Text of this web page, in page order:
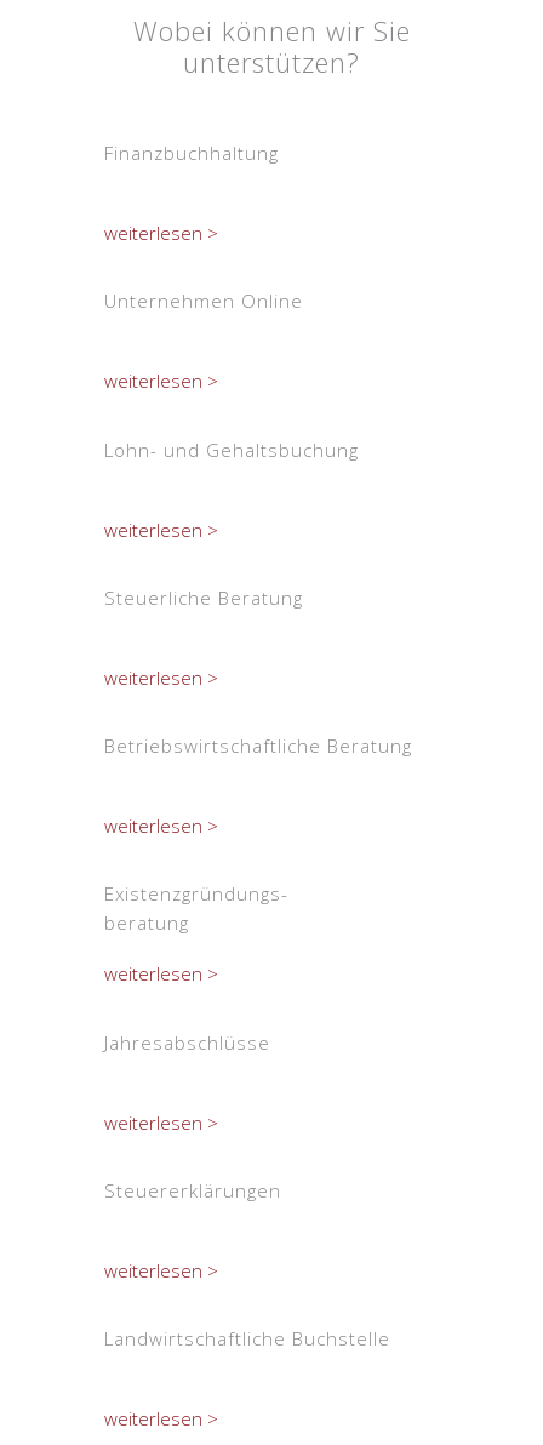
Wobei können wir Sie
unterstützen?
Finanzbuchhaltung
weiterlesen >
Unternehmen Online
weiterlesen >
Lohn- und Gehaltsbuchung
weiterlesen >
Steuerliche Beratung
weiterlesen >
Betriebswirtschaftliche Beratung
weiterlesen >
Existenzgründungs-
beratung
weiterlesen >
Jahresabschlüsse
weiterlesen >
Steuererklärungen
weiterlesen >
Landwirtschaftliche Buchstelle
weiterlesen >